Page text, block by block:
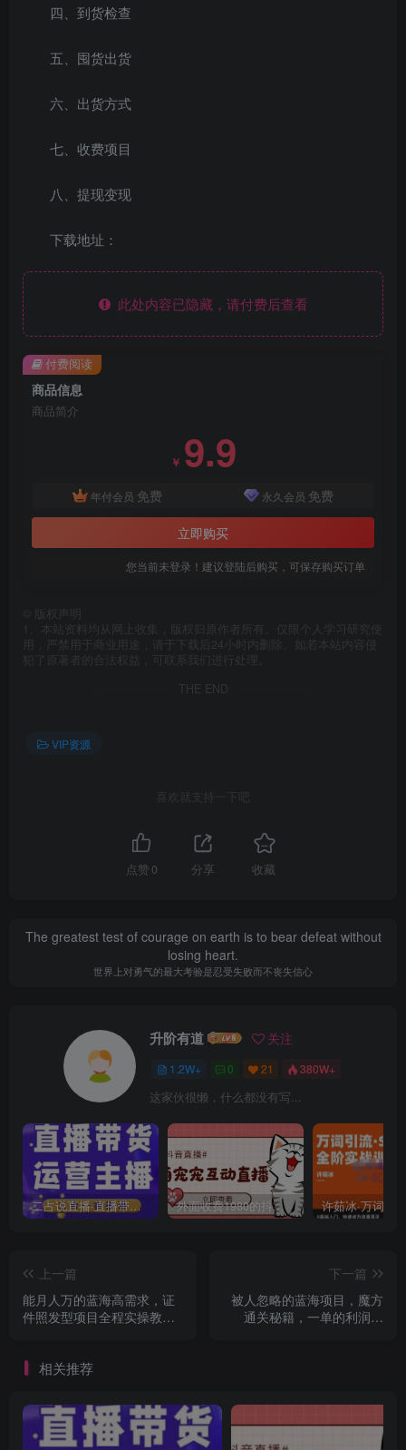
四、到货检查
五、囤货出货
六、出货方式
七、收费项目
八、提现变现
下载地址：
此处内容已隐藏，请付费后查看
商品信息
商品简介
￥ 9.9
年付会员 免费 永久会员 免费
立即购买
您当前未登录！建议登陆后购买，可保存购买订单
付费阅读
版权声明
1、本站资料均从网上收集，版权归原作者所有。仅限个人学习研究使
用，严禁用于商业用途，请于下载后24小时内删除。如若本站内容侵
犯了原著者的合法权益，可联系我们进行处理。
THE END
VIP资源
喜欢就支持一下吧
点赞 0 分享 收藏
The greatest test of courage on earth is to bear defeat without
losing heart.
世界上对勇气的最大考验是忍受失败而不丧失信心
升阶有道 关注
1.2W+ 0 21 380W+
这家伙很懒，什么都没有写...
二占说直播·直播带货主播运营课程，主播运营二合一实操课 外面收费1980的抖音萌宠宠直播项目，可虚拟人直播，抖音报白，实时互动直播【软件+详细教程】
上一篇
能月人万的蓝海高需求，证
件照发型项目全程实操教学
下一篇
被人忽略的蓝海项目，魔方
通关秘籍，一单的利润有
相关推荐